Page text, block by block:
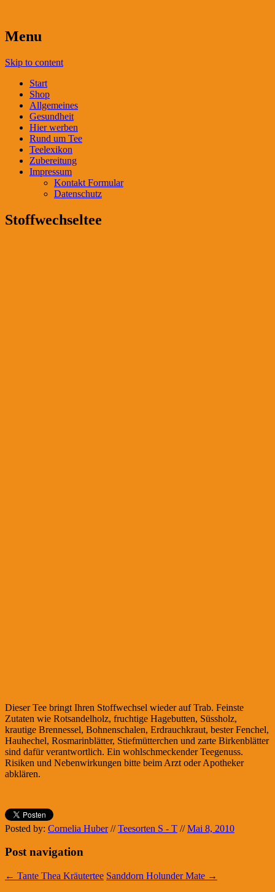
Menu
Skip to content
Start
Shop
Allgemeines
Gesundheit
Hier werben
Rund um Tee
Teelexikon
Zubereitung
Impressum
Kontakt Formular
Datenschutz
Stoffwechseltee
Dieser Tee bringt Ihren Stoffwechsel wieder auf Trab. Feinste
Zutaten wie Rotsandelholz, fruchtige Hagebutten, Süssholz,
krautige Brennessel, Bohnenschalen, Erdrauchkraut, bester Fenchel,
Hauhechel, Rosmarinblätter, Stiefmütterchen und zarte Birkenblätter
sind dafür verantwortlich. Ein wohlschmeckender Teegenuss.
Risiken und Nebenwirkungen bitte beim Arzt oder Apotheker
abklären.
Posted by: Cornelia Huber // Teesorten S - T // Mai 8, 2010
Post navigation
← Tante Thea Kräutertee Sanddorn Holunder Mate →